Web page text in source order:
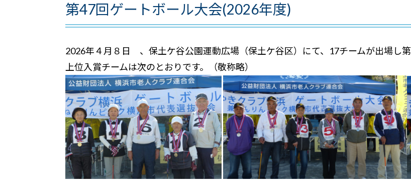
第47回ゲートボール大会(2026年度)
2026年４月８日 、保土ケ谷公園運動広場（保土ケ谷区）にて、17チームが出場し
上位入賞チームは次のとおりです。（敬称略）